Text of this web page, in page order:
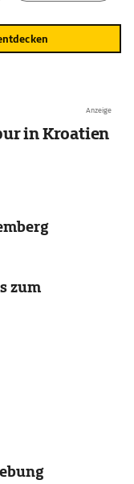
Anzeige
in Kroatien
zum